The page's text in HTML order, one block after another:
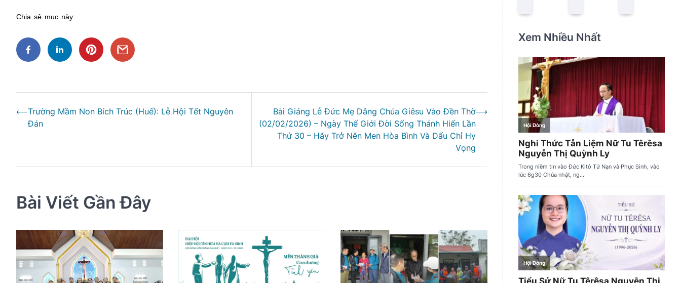
Chia sẻ mục này:
hướng
⟵Trường Mầm Non Bích Trúc (Huế): Lễ Hội Tết Nguyên
Đán
Bài Giảng Lễ Đức Mẹ Dâng Chúa Giêsu Vào Đền Thờ
(02/02/2026) – Ngày Thế Giới Đời Sống Thánh Hiến Lần
Thứ 30 – Hãy Trở Nên Men Hòa Bình Và Dấu Chỉ Hy
Vọng
⟶
Bài Viết Gần Đây
Xem Nhiều Nhất